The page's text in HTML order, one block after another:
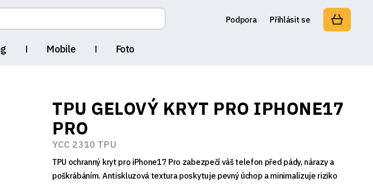
Mobile Foto
Podpora Přihlásit se
TPU GELOVÝ KRYT PRO IPHONE17
PRO
YCC 2310 TPU
TPU ochranný kryt pro iPhone17 Pro zabezpečí váš telefon před pády, nárazy a
poškrábáním. Antiskluzová textura poskytuje pevný úchop a minimalizuje riziko